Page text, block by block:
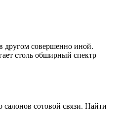
другом совершенно иной.
столь обширный спектр
сотовой связи. Найти